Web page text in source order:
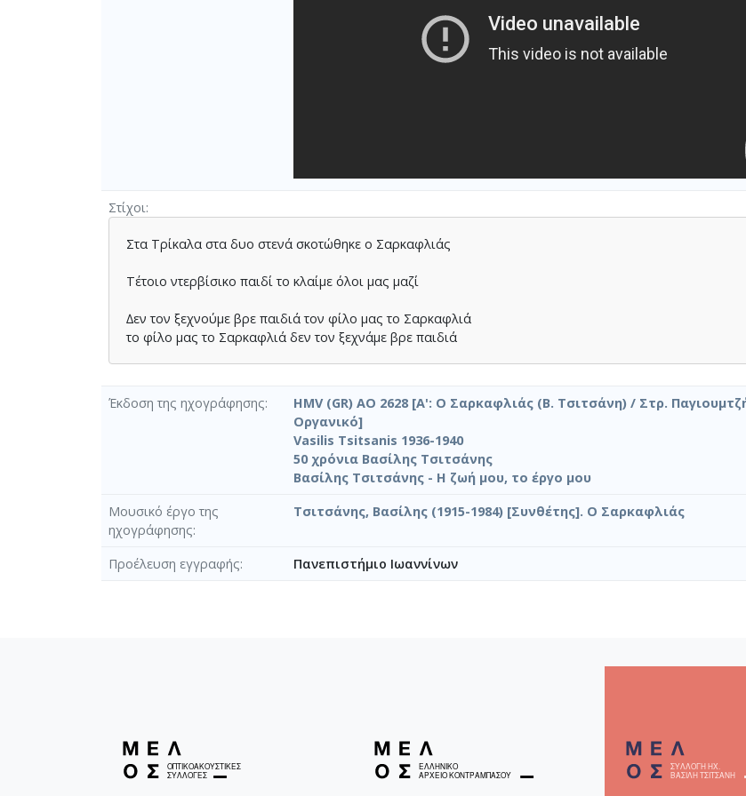
Στίχοι
Στα Τρίκαλα στα δυο στενά σκοτώθηκε ο Σαρκαφλιάς
Τέτοιο ντερβίσικο παιδί το κλαίµε όλοι µας µαζί
∆εν τον ξεχνούµε βρε παιδιά τον φίλο µας το Σαρκαφλιά
το φίλο µας το Σαρκαφλιά δεν τον ξεχνάµε βρε παιδιά
Έκδοση της ηχογράφησης
HMV (GR) AO 2628 [Α': Ο Σαρκαφλιάς (Β. Τσιτσάνη) / Στρ.
Οργανικό]
Vasilis Tsitsanis 1936-1940
50 χρόνια Βασίλης Τσιτσάνης
Βασίλης Τσιτσάνης - Η ζωή μου, το έργο μου
Μουσικό έργο της
ηχογράφησης
Τσιτσάνης, Βασίλης (1915-1984) [Συνθέτης]. Ο Σαρκαφλιάς
Προέλευση εγγραφής Πανεπιστήμιο Ιωαννίνων